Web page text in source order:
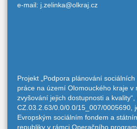
e-mail: j.zelinka@olkraj.cz
Projekt „Podpora plánování
práce na území Olomouckého kraje v
zvyšování jejich dostupnosti a kvality“,
CZ.03.2.63/0.0/0.0/15_007/0005690,
Evropským sociálním fondem a
republiky v rámci Operačního